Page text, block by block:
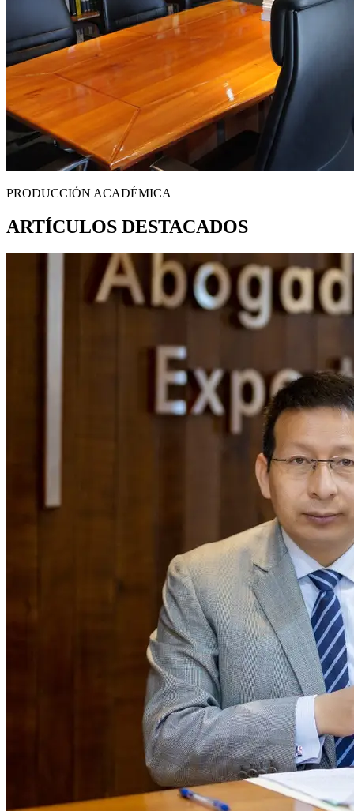
PRODUCCIÓN ACADÉMICA
ARTÍCULOS DESTACADOS